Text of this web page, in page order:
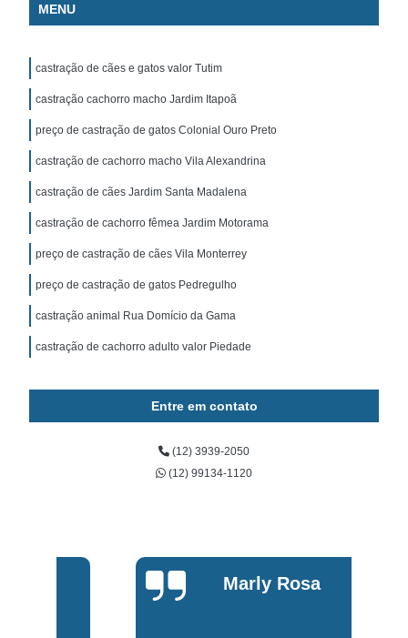
MENU
castração de cães e gatos valor Tutim
castração cachorro macho Jardim Itapoã
preço de castração de gatos Colonial Ouro Preto
castração de cachorro macho Vila Alexandrina
castração de cães Jardim Santa Madalena
castração de cachorro fêmea Jardim Motorama
preço de castração de cães Vila Monterrey
preço de castração de gatos Pedregulho
castração animal Rua Domício da Gama
castração de cachorro adulto valor Piedade
Entre em contato
(12) 3939-2050
(12) 99134-1120
Marly Rosa